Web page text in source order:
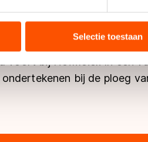
uw gebruik van onze site met
met andere gegevens die u aan
gegevens doorgeven aan
volgens de GDPR. Door op
.
Selectie toestaan
allebei de intentie om
seizoen ook voor
voort bij Hofmeier. In een
bij de ploeg